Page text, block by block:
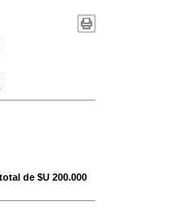
de $U 200.000